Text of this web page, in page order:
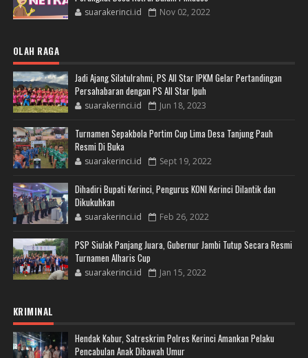
suarakerinci.id Nov 02, 2022
OLAH RAGA
Jadi Ajang Silatulrahmi, PS All Star IPKM Gelar Pertandingan
Persahabaran dengan PS All Star Ipuh
suarakerinci.id Jun 18, 2023
Turnamen Sepakbola Portim Cup Lima Desa Tanjung Pauh
Resmi Di Buka
suarakerinci.id Sept 19, 2022
Dihadiri Bupati Kerinci, Pengurus KONI Kerinci Dilantik dan
Dikukuhkan
suarakerinci.id Feb 26, 2022
PSP Siulak Panjang Juara, Gubernur Jambi Tutup Secara Resmi
Turnamen Alharis Cup
suarakerinci.id Jan 15, 2022
KRIMINAL
Hendak Kabur, Satreskrim Polres Kerinci Amankan Pelaku
Pencabulan Anak Dibawah Umur